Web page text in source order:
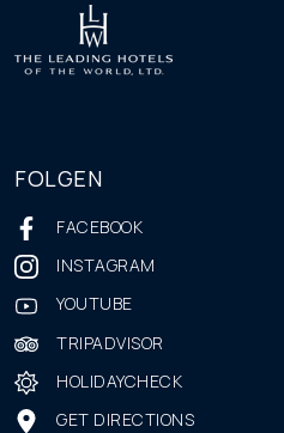
FOLGEN
FACEBOOK
INSTAGRAM
YOUTUBE
TRIPADVISOR
HOLIDAYCHECK
GET DIRECTIONS